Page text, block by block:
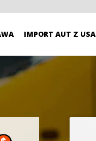
IMPORT AUT Z USA